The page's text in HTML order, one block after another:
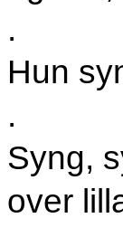
.
Hun
.
Syng,
over